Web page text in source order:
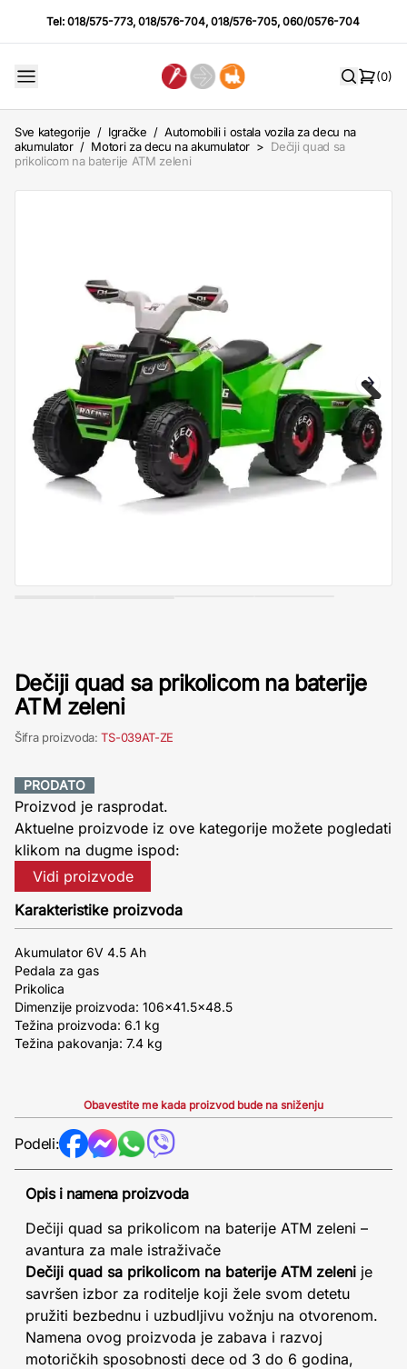
Tel:018/575-773,018/576-704,018/576-705,060/0576-704
(0)
Sve kategorije / Igračke / Automobili i ostala vozila za decu na
akumulator / Motori za decu na akumulator > Dečiji quad sa
prikolicom na baterije ATM zeleni
Dečiji quad sa prikolicom na baterije
ATM zeleni
Šifra proizvoda:TS-039AT-ZE
PRODATO
Proizvod je rasprodat.
Aktuelne proizvode iz ove kategorije možete pogledati
klikom na dugme ispod:
Vidi proizvode
Karakteristike proizvoda
Akumulator 6V 4.5 Ah
Pedala za gas
Prikolica
Dimenzije proizvoda: 106x41.5x48.5
Težina proizvoda: 6.1 kg
Težina pakovanja: 7.4 kg
Obavestite me kada proizvod bude na sniženju
Podeli:
Opis i namena proizvoda
Dečiji quad sa prikolicom na baterije ATM zeleni –
avantura za male istraživače
Dečiji quad sa prikolicom na baterije ATM zeleni je
savršen izbor za roditelje koji žele svom detetu
pružiti bezbednu i uzbudljivu vožnju na otvorenom.
Namena ovog proizvoda je zabava i razvoj
motoričkih sposobnosti dece od 3 do 6 godina,